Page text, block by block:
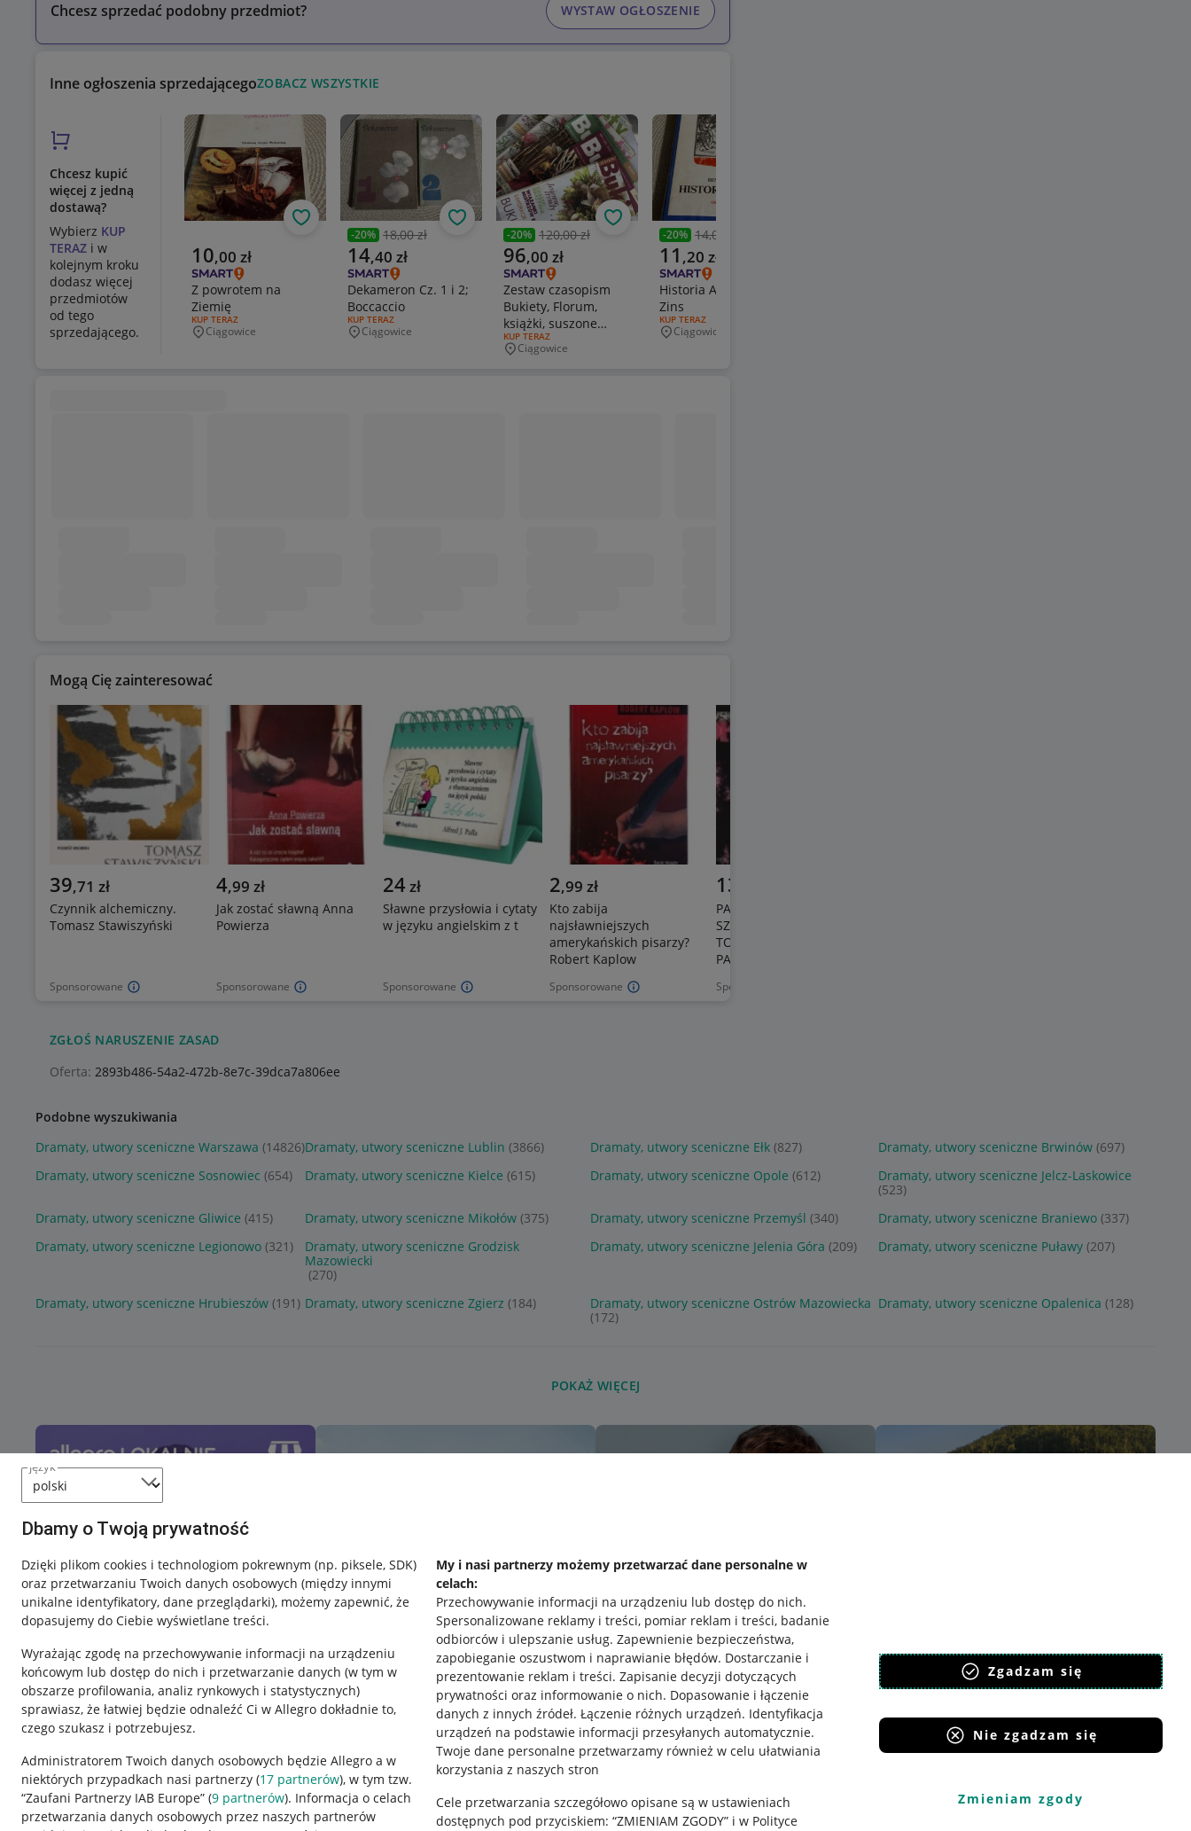
język
Dbamy o Twoją prywatność
Dzięki plikom cookies i technologiom pokrewnym (np. piksele, SDK)
oraz przetwarzaniu Twoich danych osobowych (między innymi
unikalne identyfikatory, dane przeglądarki), możemy zapewnić, że
dopasujemy do Ciebie wyświetlane treści.
Wyrażając zgodę na przechowywanie informacji na urządzeniu
końcowym lub dostęp do nich i przetwarzanie danych (w tym w
obszarze profilowania, analiz rynkowych i statystycznych)
sprawiasz, że łatwiej będzie odnaleźć Ci w Allegro dokładnie to,
czego szukasz i potrzebujesz.
Administratorem Twoich danych osobowych będzie Allegro a w
niektórych przypadkach nasi partnerzy (17 partnerów), w tym tzw.
“Zaufani Partnerzy IAB Europe” (9 partnerów). Informacja o celach
przetwarzania danych osobowych przez naszych partnerów
My i nasi partnerzy możemy przetwarzać dane personalne w
celach:
Przechowywanie informacji na urządzeniu lub dostęp do nich.
Spersonalizowane reklamy i treści, pomiar reklam i treści, badanie
odbiorców i ulepszanie usług. Zapewnienie bezpieczeństwa,
zapobieganie oszustwom i naprawianie błędów. Dostarczanie i
prezentowanie reklam i treści. Zapisanie decyzji dotyczących
prywatności oraz informowanie o nich. Dopasowanie i łączenie
danych z innych źródeł. Łączenie różnych urządzeń. Identyfikacja
urządzeń na podstawie informacji przesyłanych automatycznie.
Twoje dane personalne przetwarzamy również w celu ułatwiania
korzystania z naszych stron
Cele przetwarzania szczegółowo opisane są w ustawieniach
dostępnych pod przyciskiem: “ZMIENIAM ZGODY” i w Polityce
Zgadzam się
Nie zgadzam się
Zmieniam zgody
Inne ogłoszenia sprzedającegoZOBACZ WSZYSTKIE
Chcesz kupić
więcej z jedną
dostawą?
Wybierz KUP
TERAZ i w
kolejnym kroku
dodasz więcej
przedmiotów
od tego
sprzedającego.
Aktualna cena
10,00 zł
Z powrotem na
Ziemię
RODZAJ OFERTY:
KUP TERAZ
Miejscowość
Ciągowice
Obserwuj
Poprzednia cena
-20% 18,00 zł
Aktualna cena
14,40 zł
Dekameron Cz. 1 i 2;
Boccaccio
RODZAJ OFERTY:
KUP TERAZ
Miejscowość
Ciągowice
Obserwuj
Poprzednia cena
-20% 120,00 zł
Aktualna cena
96,00 zł
Zestaw czasopism
Bukiety, Florum,
książki, suszone
kwiaty
RODZAJ OFERTY:
KUP TERAZ
Miejscowość
Ciągowice
Obserwuj
Poprzednia cena
-20% 14,00 zł
Aktualna cena
11 ,20 zł
Historia Anglii. H.
Zins
RODZAJ OFERTY:
KUP TERAZ
Miejscowość
Ciągowice
Mogą Cię zainteresować
Sponsorowane
39,71 zł
Czynnik alchemiczny.
Tomasz Stawiszyński
Sponsorowane
4,99 zł
Jak zostać sławną Anna
Powierza
Sponsorowane
24 zł
Sławne przysłowia i cytaty
w języku angielskim z t
Sponsorowane
2,99 zł
Kto zabija
najsławniejszych
amerykańskich pisarzy?
Robert Kaplow
Sponsorowane
137
PAKIET 3X ISHBEL
SZATRAWSKA - WYROK +
TOŃ + ŻYWOT I ŚMIERĆ
PANA HERSHA
Chcesz sprzedać podobny przedmiot? WYSTAW OGŁOSZENIE
ZGŁOŚ NARUSZENIE ZASAD
Oferta: 2893b486-54a2-472b-8e7c-39dca7a806ee
Podobne wyszukiwania
Dramaty, utwory sceniczne Warszawa (14826)Dramaty, utwory sceniczne Lublin (3866) Dramaty, utwory sceniczne Ełk (827) Dramaty, utwory sceniczne Brwinów (697)
Dramaty, utwory sceniczne Sosnowiec (654) Dramaty, utwory sceniczne Kielce (615) Dramaty, utwory sceniczne Opole (612)
Dramaty, utwory sceniczne Jelcz-Laskowice
(523)
Dramaty, utwory sceniczne Gliwice (415) Dramaty, utwory sceniczne Mikołów (375) Dramaty, utwory sceniczne Przemyśl (340) Dramaty, utwory sceniczne Braniewo (337)
Dramaty, utwory sceniczne Legionowo (321)
Dramaty, utwory sceniczne Grodzisk
Mazowiecki
(270)
Dramaty, utwory sceniczne Jelenia Góra (209) Dramaty, utwory sceniczne Puławy (207)
Dramaty, utwory sceniczne Hrubieszów (191) Dramaty, utwory sceniczne Zgierz (184)
Dramaty, utwory sceniczne Ostrów Mazowiecka
(172)
Dramaty, utwory sceniczne Opalenica (128)
POKAŻ WIĘCEJ
Przydatne informacje
Jak to działa
Napisz do nas
Regulamin
Polityka plików "cookies"
Pobierz aplikację